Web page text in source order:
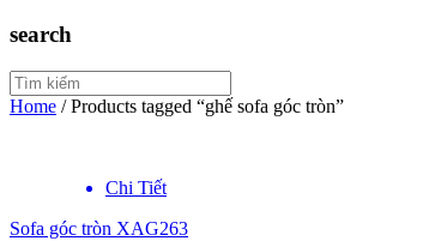
search
Home /Products tagged “ghế sofa góc tròn”
Chi Tiết
Sofa góc tròn XAG263